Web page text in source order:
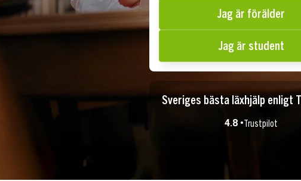
Jag är förälder
Jag är student
Sveriges bästa läxhjälp enligt
4.8 •Trustpilot